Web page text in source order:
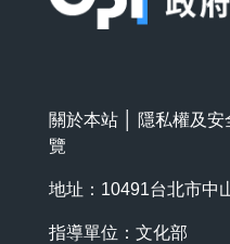
關於本站 隱私權及安
覽
地址：10491台北市中
指導單位：文化部